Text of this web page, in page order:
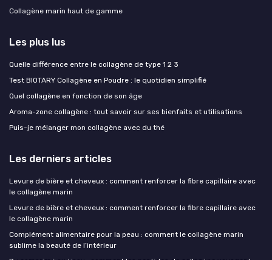
Collagène marin haut de gamme
Les plus lus
Quelle différence entre le collagène de type 1 2 3
Test BIOTARY Collagène en Poudre : le quotidien simplifié
Quel collagène en fonction de son âge
Aroma-zone collagène : tout savoir sur ses bienfaits et utilisations
Puis-je mélanger mon collagène avec du thé
Les derniers articles
Levure de bière et cheveux : comment renforcer la fibre capillaire avec
le collagène marin
Levure de bière et cheveux : comment renforcer la fibre capillaire avec
le collagène marin
Complément alimentaire pour la peau : comment le collagène marin
sublime la beauté de l’intérieur